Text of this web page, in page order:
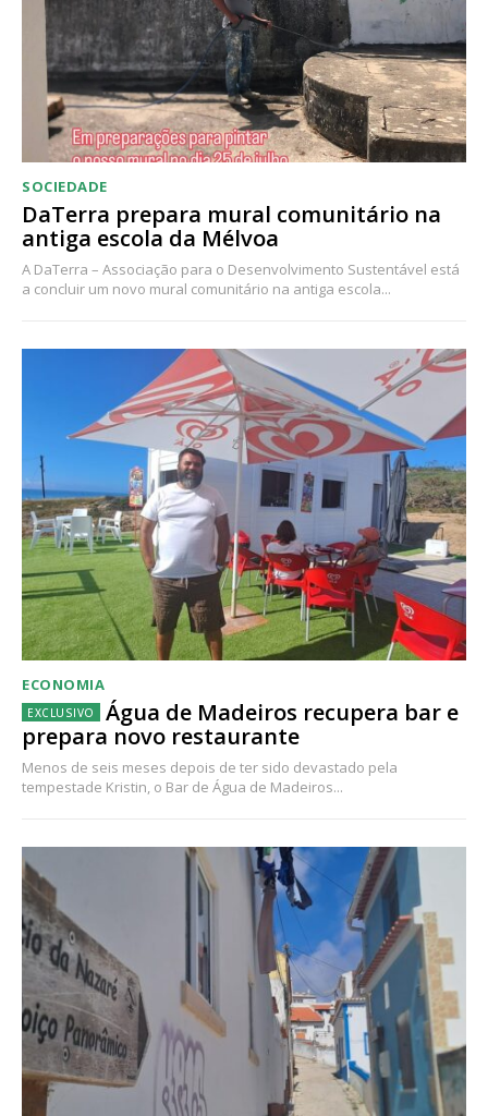
Escolha o plano
SOCIEDADE
DaTerra prepara mural comunitário na
antiga escola da Mélvoa
A DaTerra – Associação para o Desenvolvimento Sustentável está
a concluir um novo mural comunitário na antiga escola...
ECONOMIA
Água de Madeiros recupera bar e
prepara novo restaurante
Menos de seis meses depois de ter sido devastado pela
tempestade Kristin, o Bar de Água de Madeiros...